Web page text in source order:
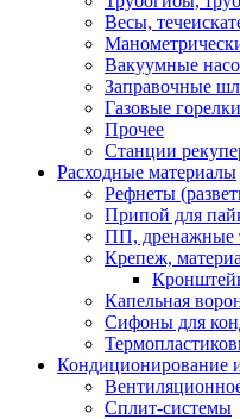
Весы,
Вакуумные
Заправочные
Газовые горелки
Прочее
Станции
Расходные материалы
Рефнеты
Припой для
ПП, дренажные
Крепеж,
Капельная
Сифоны для
Кондиционирование
Сплит-системы